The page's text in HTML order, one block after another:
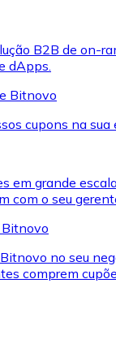
B2B de on-
dApps.
Bitnovo
cupons na sua
em grande
com o seu
no seu
comprem